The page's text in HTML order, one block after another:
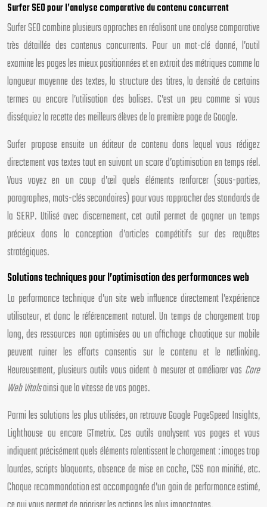
Surfer SEO pour l’analyse comparative du contenu concurrent
Surfer SEO combine plusieurs approches en réalisant une analyse comparative
très détaillée des contenus concurrents. Pour un mot-clé donné, l’outil
examine les pages les mieux positionnées et en extrait des métriques comme la
longueur moyenne des textes, la structure des titres, la densité de certains
termes ou encore l’utilisation des balises. C’est un peu comme si vous
disséquiez la recette des meilleurs élèves de la première page de Google.
Surfer propose ensuite un éditeur de contenu dans lequel vous rédigez
directement vos textes tout en suivant un score d’optimisation en temps réel.
Vous voyez en un coup d’œil quels éléments renforcer (sous-parties,
paragraphes, mots-clés secondaires) pour vous rapprocher des standards de
la SERP. Utilisé avec discernement, cet outil permet de gagner un temps
précieux dans la conception d’articles compétitifs sur des requêtes
stratégiques.
Solutions techniques pour l’optimisation des performances web
La performance technique d’un site web influence directement l’expérience
utilisateur, et donc le référencement naturel. Un temps de chargement trop
long, des ressources non optimisées ou un affichage chaotique sur mobile
peuvent ruiner les efforts consentis sur le contenu et le netlinking.
Heureusement, plusieurs outils vous aident à mesurer et améliorer vos Core
Web Vitalsainsi que la vitesse de vos pages.
Parmi les solutions les plus utilisées, on retrouve Google PageSpeed Insights,
Lighthouse ou encore GTmetrix. Ces outils analysent vos pages et vous
indiquent précisément quels éléments ralentissent le chargement : images trop
lourdes, scripts bloquants, absence de mise en cache, CSS non minifié, etc.
Chaque recommandation est accompagnée d’un gain de performance estimé,